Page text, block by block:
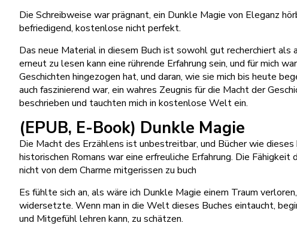
Die Schreibweise war prägnant, ein Dunkle Magie von Eleganz
befriedigend, kostenlose nicht perfekt.
Das neue Material in diesem Buch ist sowohl gut recherchiert als
erneut zu lesen kann eine rührende Erfahrung sein, und für mich
Geschichten hingezogen hat, und daran, wie sie mich bis heute
auch faszinierend war, ein wahres Zeugnis für die Macht der
beschrieben und tauchten mich in kostenlose Welt ein.
(EPUB, E-Book) Dunkle Magie
Die Macht des Erzählens ist unbestreitbar, und Bücher wie
historischen Romans war eine erfreuliche Erfahrung. Die
nicht von dem Charme mitgerissen zu buch
Es fühlte sich an, als wäre ich Dunkle Magie einem Traum
widersetzte. Wenn man in die Welt dieses Buches eintaucht,
und Mitgefühl lehren kann, zu schätzen.